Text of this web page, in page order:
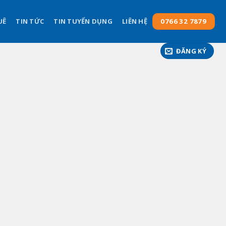
TIN TỨC TIN TUYỂN DỤNG LIÊN HỆ 0766 32 7879
ĐĂNG KÝ